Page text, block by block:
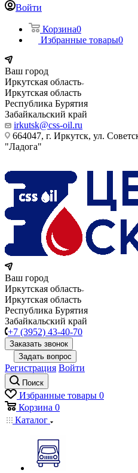
Войти
Корзина0
Избранные товары0
Ваш город
Иркутская область
Иркутская область
Республика Бурятия
Забайкальский край
irkutsk@css-oil.ru
664047, г. Иркутск, ул.
"Ладога"
Ваш город
Иркутская область
Иркутская область
Республика Бурятия
Забайкальский край
+7 (3952) 43-40-70
Заказать звонок
Задать вопрос
Регистрация Войти
Поиск
Избранные товары 0
Корзина 0
Каталог